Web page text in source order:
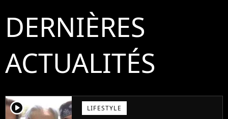
DERNIÈRES
ACTUALITÉS
player2 LIFESTYLE